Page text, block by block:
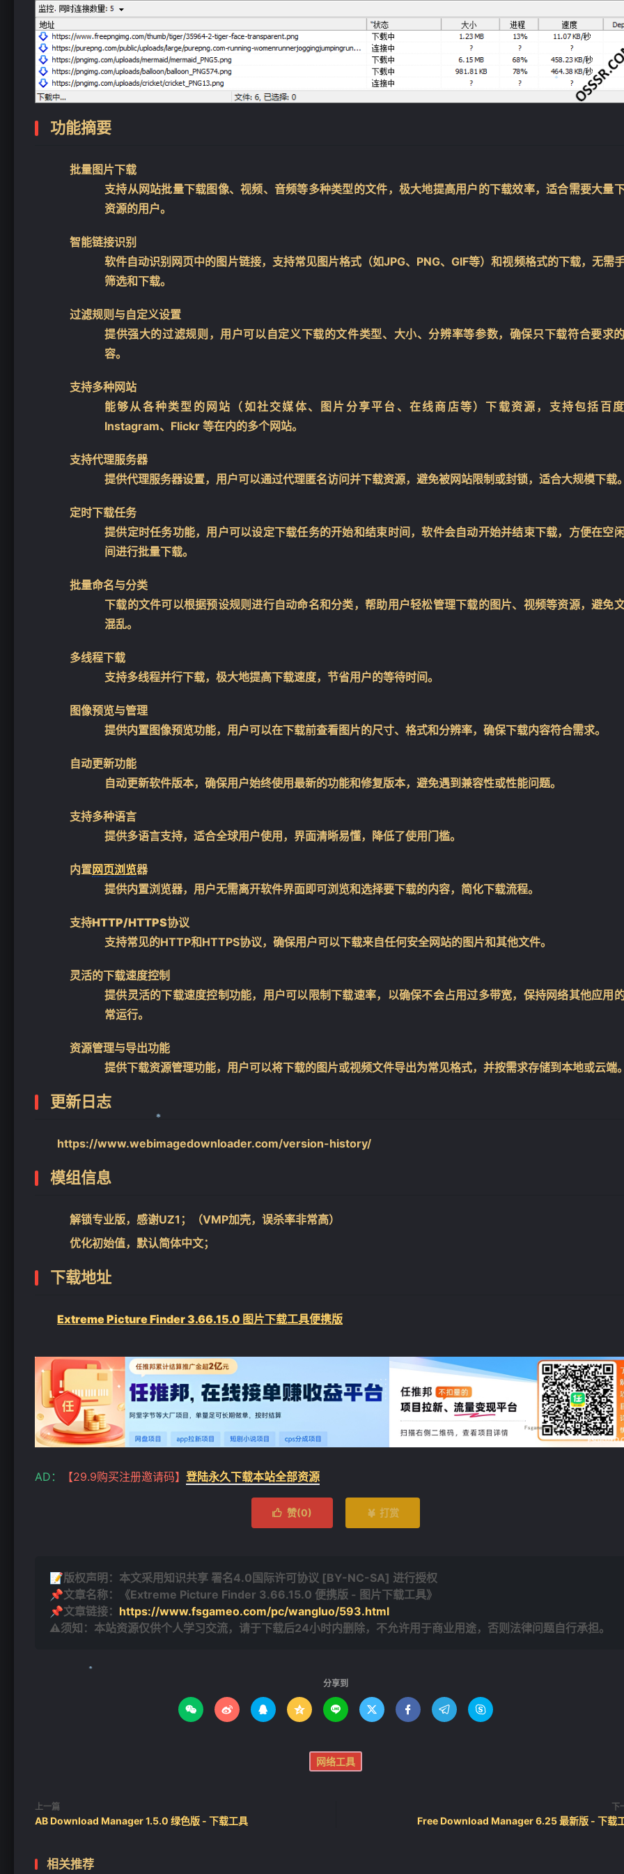
功能摘要
批量图片下载
支持从网站批量下载图像、视频、音频等多种类型的文件，极大地提高用户的下载效率，适合需要大量
资源的用户。
智能链接识别
软件自动识别网页中的图片链接，支持常见图片格式（如JPG、PNG、GIF等）和视频格式的下载，无需
筛选和下载。
过滤规则与自定义设置
提供强大的过滤规则，用户可以自定义下载的文件类型、大小、分辨率等参数，确保只下载符合要求
容。
支持多种网站
能够从各种类型的网站（如社交媒体、图片分享平台、在线商店等）下载资源，支持包括百
Instagram、Flickr 等在内的多个网站。
支持代理服务器
提供代理服务器设置，用户可以通过代理匿名访问并下载资源，避免被网站限制或封锁，适合大规模下载
定时下载任务
提供定时任务功能，用户可以设定下载任务的开始和结束时间，软件会自动开始并结束下载，方便在空
间进行批量下载。
批量命名与分类
下载的文件可以根据预设规则进行自动命名和分类，帮助用户轻松管理下载的图片、视频等资源，避免
混乱。
多线程下载
支持多线程并行下载，极大地提高下载速度，节省用户的等待时间。
图像预览与管理
提供内置图像预览功能，用户可以在下载前查看图片的尺寸、格式和分辨率，确保下载内容符合需求。
自动更新功能
自动更新软件版本，确保用户始终使用最新的功能和修复版本，避免遇到兼容性或性能问题。
支持多种语言
提供多语言支持，适合全球用户使用，界面清晰易懂，降低了使用门槛。
内置网页浏览器
提供内置浏览器，用户无需离开软件界面即可浏览和选择要下载的内容，简化下载流程。
支持HTTP/HTTPS协议
支持常见的HTTP和HTTPS协议，确保用户可以下载来自任何安全网站的图片和其他文件。
灵活的下载速度控制
提供灵活的下载速度控制功能，用户可以限制下载速率，以确保不会占用过多带宽，保持网络其他应用
常运行。
资源管理与导出功能
提供下载资源管理功能，用户可以将下载的图片或视频文件导出为常见格式，并按需求存储到本地或云端
更新日志
https://www.webimagedownloader.com/version-history/
模组信息
解锁专业版，感谢UZ1；（VMP加壳，误杀率非常高）
优化初始值，默认简体中文；
下载地址
Extreme Picture Finder 3.66.15.0 图片下载工具便携版
AD： 【29.9购买注册邀请码】 登陆永久下载本站全部资源
 赞(0)  打赏
📝版权声明：本文采用知识共享 署名4.0国际许可协议 [BY-NC-SA] 进行授权
📌文章名称：《Extreme Picture Finder 3.66.15.0 便携版 - 图片下载工具》
📌文章链接： https://www.fsgameo.com/pc/wangluo/593.html
⚠须知：本站资源仅供个人学习交流，请于下载后24小时内删除，不允许用于商业用途，否则法律问题自行承担。
分享到
        
网络工具
上一篇
AB Download Manager 1.5.0 绿色版 - 下载工具
下
Free Download Manager 6.25 最新版 - 下载
相关推荐
❄